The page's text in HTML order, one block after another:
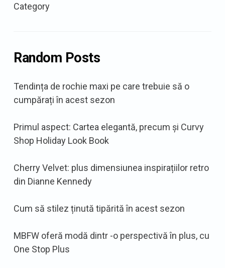
Category
Random Posts
Tendința de rochie maxi pe care trebuie să o
cumpărați în acest sezon
Primul aspect: Cartea elegantă, precum și Curvy
Shop Holiday Look Book
Cherry Velvet: plus dimensiunea inspirațiilor retro
din Dianne Kennedy
Cum să stilez ținută tipărită în acest sezon
MBFW oferă modă dintr -o perspectivă în plus, cu
One Stop Plus